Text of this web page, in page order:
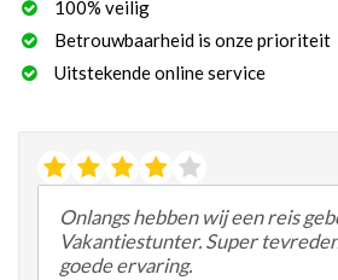
100% veilig
Betrouwbaarheid is onze prioriteit
Uitstekende online service
Onlangs hebben wij een reis
Vakantiestunter. Super
goede ervaring.